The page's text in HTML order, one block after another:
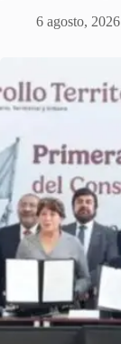
6 agosto, 2026